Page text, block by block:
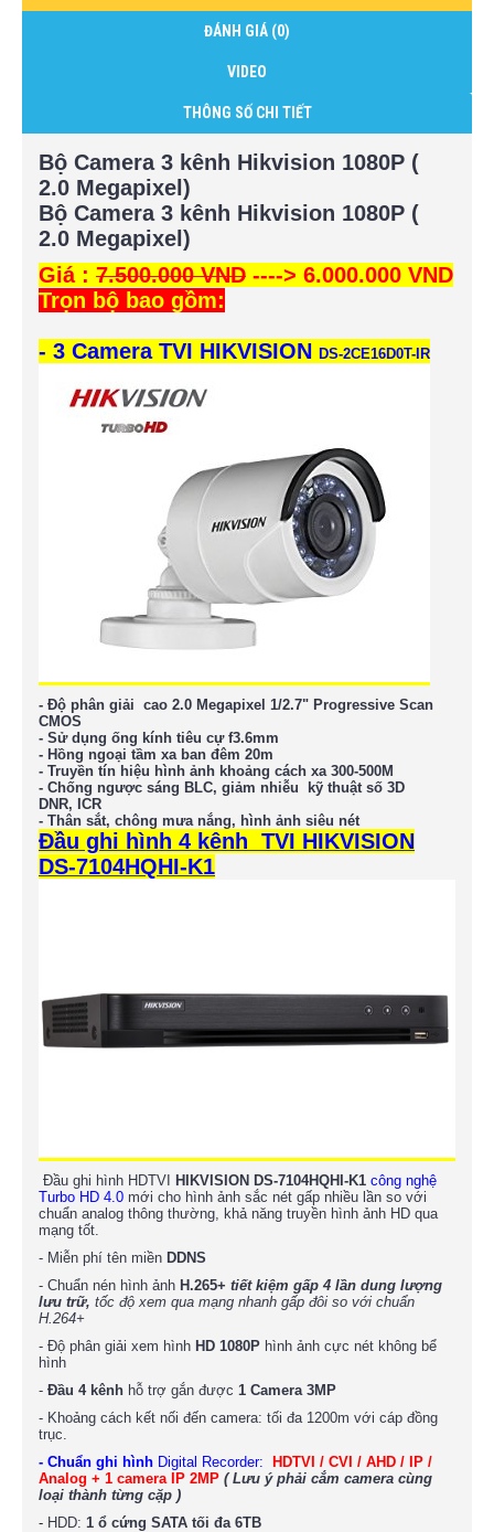
ĐÁNH GIÁ (0)
VIDEO
THÔNG SỐ CHI TIẾT
Bộ Camera 3 kênh Hikvision 1080P (
2.0 Megapixel)
Bộ Camera 3 kênh Hikvision 1080P (
2.0 Megapixel)
Giá : 7.500.000 VND ----> 6.000.000 VND
Trọn bộ bao gồm:
- 3 Camera TVI HIKVISION DS-2CE16D0T-IR
- Độ phân giải cao 2.0 Megapixel 1/2.7" Progressive Scan
CMOS
- Sử dụng ống kính tiêu cự f3.6mm
- Hồng ngoại tầm xa ban đêm 20m
- Truyền tín hiệu hình ảnh khoảng cách xa 300-500M
- Chống ngược sáng BLC, giảm nhiễu kỹ thuật số 3D
DNR, ICR
- Thân sắt, chông mưa nắng, hình ảnh siêu nét
Đầu ghi hình 4 kênh TVI HIKVISION
DS-7104HQHI-K1
Đầu ghi hình HDTVI HIKVISION DS-7104HQHI-K1 công nghệ
Turbo HD 4.0 mới cho hình ảnh sắc nét gấp nhiều lần so với
chuẩn analog thông thường, khả năng truyền hình ảnh HD qua
mạng tốt.
- Miễn phí tên miền DDNS
- Chuẩn nén hình ảnh H.265+ tiết kiệm gấp 4 lần dung lượng
lưu trữ, tốc độ xem qua mạng nhanh gấp đôi so với chuẩn
H.264+
- Độ phân giải xem hình HD 1080P hình ảnh cực nét không bể
hình
- Đầu 4 kênh hỗ trợ gắn được 1 Camera 3MP
- Khoảng cách kết nối đến camera: tối đa 1200m với cáp đồng
trục.
- Chuẩn ghi hình Digital Recorder:
HDTVI / CVI / AHD / IP /
Analog + 1 camera IP 2MP ( Lưu ý phải cắm camera cùng
loại thành từng cặp )
- HDD: 1 ổ cứng SATA tối đa 6TB